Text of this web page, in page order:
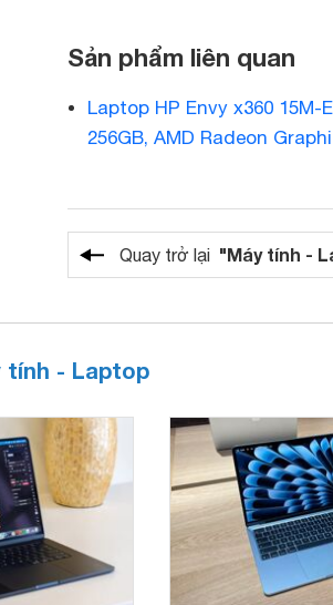
Sản phẩm liên quan
Laptop HP Envy x360 15M-
256GB, AMD Radeon
Quay trở lại "Máy tính -
tính - Laptop